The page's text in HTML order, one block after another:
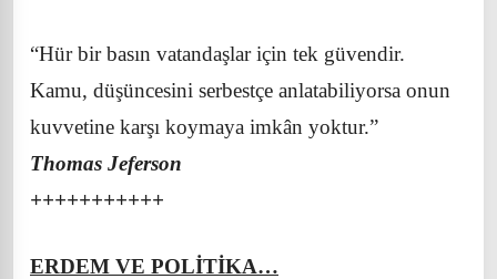
“Hür bir basın vatandaşlar için tek güvendir.
Kamu, düşüncesini serbestçe anlatabiliyorsa onun
kuvvetine karşı koymaya imkân yoktur.”
Thomas Jeferson
+++++++++++
ERDEM VE POLİTİKA…